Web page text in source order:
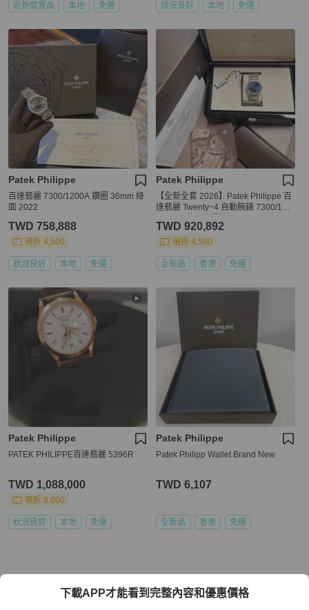
近新閒置品 本地 免運 狀況良好 本地 免運
Patek Philippe
百達翡麗 7300/1200A 鑽圈 36mm 綠
面 2022
TWD 758,888
現折 4,500
狀況良好 本地 免運
Patek Philippe
【全新全套 2026】Patek Philippe 百
達翡麗 Twenty~4 自動腕錶 7300/120
TWD 920,892
現折 4,500
全新品 香港 免運
Patek Philippe
PATEK PHILIPPE百達翡麗 5396R
TWD 1,088,000
現折 8,000
狀況良好 本地 免運
Patek Philippe
Patek Philipp Wallet Brand New
TWD 6,107
全新品 香港 免運
下載APP才能看到完整內容和優惠價格